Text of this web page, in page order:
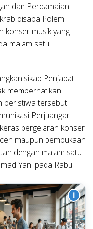
dan Perdamaian
disapa Polem
konser musik yang
malam satu
sikap Penjabat
memperhatikan
peristiwa tersebut.
Perjuangan
pergelaran konser
maupun pembukaan
dengan malam satu
Yani pada Rabu.
i